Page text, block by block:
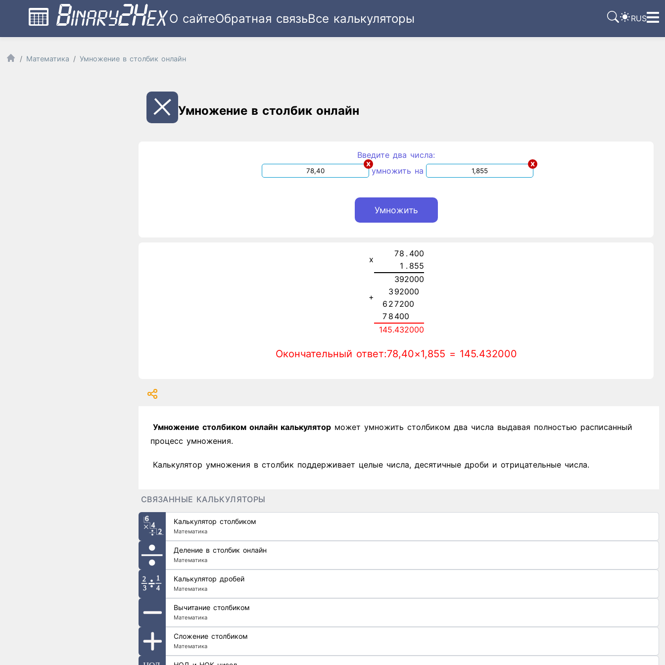
О сайтеОбратная связьВсе калькуляторы RUS
Математика Умножение в столбик онлайн
Умножение в столбик онлайн
Введите два числа:
x
умножить на
x
x
78 . 400
1 . 855
+
392000
3 92000
6 27200
7 8 400
145.432000
Окончательный ответ:78,40×1,855 = 145.432000
Умножение столбиком онлайн калькуляторможет умножить столбиком два числа выдавая полностью расписанный
процесс умножения.
Калькулятор умножения в столбик поддерживает целые числа, десятичные дроби и отрицательные числа.
СВЯЗАННЫЕ КАЛЬКУЛЯТОРЫ
Калькулятор столбиком
Математика
Деление в столбик онлайн
Математика
Калькулятор дробей
Математика
Вычитание столбиком
Математика
Сложение столбиком
Математика